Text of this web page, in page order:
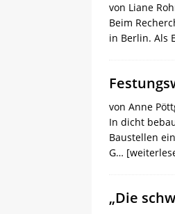
von Liane
Beim
in Berlin. Als
von Anne
In dicht
Baustellen
G…
„Die